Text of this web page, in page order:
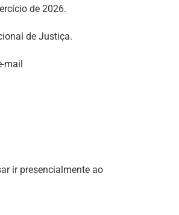
de 2026.
de Justiça.
mail
ir presencialmente ao